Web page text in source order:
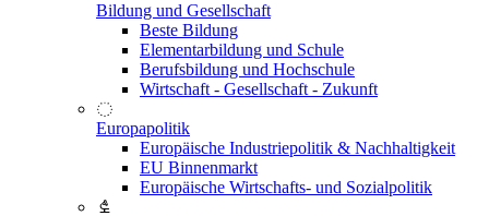
Bildung und Gesellschaft
Beste Bildung
Elementarbildung und Schule
Berufsbildung und Hochschule
Wirtschaft - Gesellschaft - Zukunft
Europapolitik
Europäische Industriepolitik & Nachhaltigkeit
EU Binnenmarkt
Europäische Wirtschafts- und Sozialpolitik